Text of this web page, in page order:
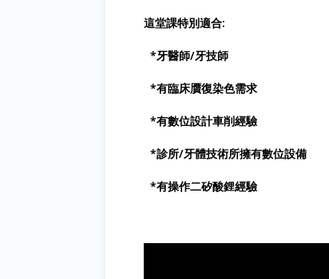
這堂課特別適合:
*牙醫師/牙技師
*有臨床贋復染色需求
*有數位設計車削經驗
*診所/牙體技術所擁有數位設備
*有操作二矽酸鋰經驗